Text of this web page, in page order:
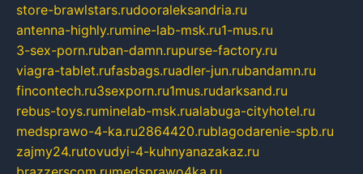
store-brawlstars.rudooraleksandria.ru
antenna-highly.rumine-lab-msk.ru1-mus.ru
3-sex-porn.ruban-damn.rupurse-factory.ru
viagra-tablet.rufasbags.ruadler-jun.rubandamn.ru
fincontech.ru3sexporn.ru1mus.rudarksand.ru
rebus-toys.ruminelab-msk.rualabuga-cityhotel.ru
medsprawo-4-ka.ru2864420.rublagodarenie-spb.ru
zajmy24.rutovudyi-4-kuhnyanazakaz.ru